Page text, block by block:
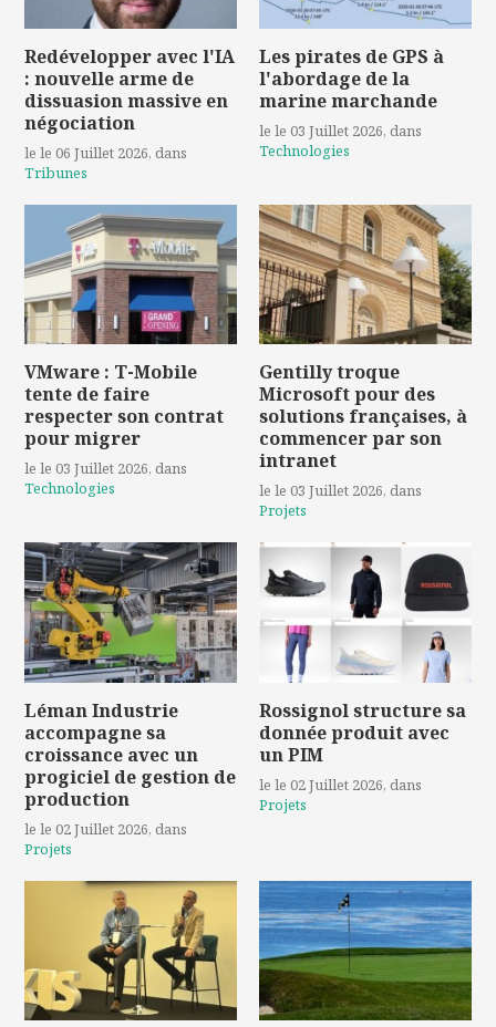
Redévelopper avec l'IA
: nouvelle arme de
dissuasion massive en
négociation
le le 06 Juillet 2026, dans
Tribunes
Les pirates de GPS à
l'abordage de la
marine marchande
le le 03 Juillet 2026, dans
Technologies
VMware : T-Mobile
tente de faire
respecter son contrat
pour migrer
le le 03 Juillet 2026, dans
Technologies
Gentilly troque
Microsoft pour des
solutions françaises, à
commencer par son
intranet
le le 03 Juillet 2026, dans
Projets
Léman Industrie
accompagne sa
croissance avec un
progiciel de gestion de
production
le le 02 Juillet 2026, dans
Projets
Rossignol structure sa
donnée produit avec
un PIM
le le 02 Juillet 2026, dans
Projets